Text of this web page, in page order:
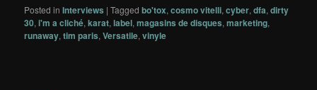
Posted in Interviews |Tagged bo'tox,cosmo vitelli,cyber,dfa,dirty
30,i'm a cliché,karat,label,magasins de disques,marketing,
runaway,tim paris,Versatile,vinyle